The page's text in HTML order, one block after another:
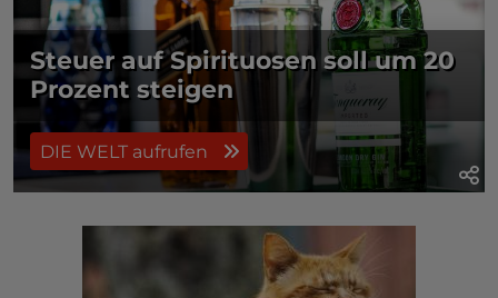
Steuer auf Spirituosen soll um 20
Prozent steigen
DIE WELT aufrufen